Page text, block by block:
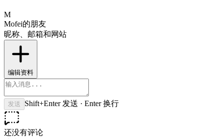
M
Mofei的朋友
昵称、邮箱和网站
编辑资料
发送 Shift+Enter 发送 · Enter 换行
还没有评论